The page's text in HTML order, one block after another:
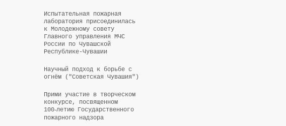
Испытательная пожарная
лаборатория присоединилась
к Молодежному совету
Главного управления МЧС
России по Чувашской
Республике-Чувашии
Научный подход к борьбе с
огнём ("Советская Чувашия")
Прими участие в творческом
конкурсе, посвященном
100‑летию Государственного
пожарного надзора